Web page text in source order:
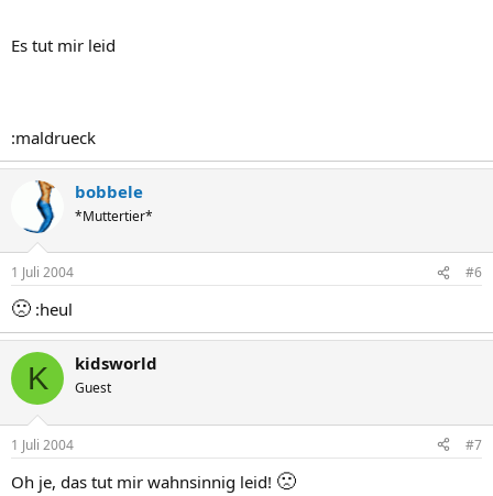
Es tut mir leid
:maldrueck
bobbele
*Muttertier*
1 Juli 2004 #6
🙁 :heul
K kidsworld
Guest
1 Juli 2004 #7
Oh je, das tut mir wahnsinnig leid! 🙁